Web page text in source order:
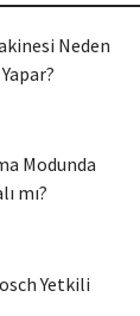
Neden
Modunda
mı?
Yetkili